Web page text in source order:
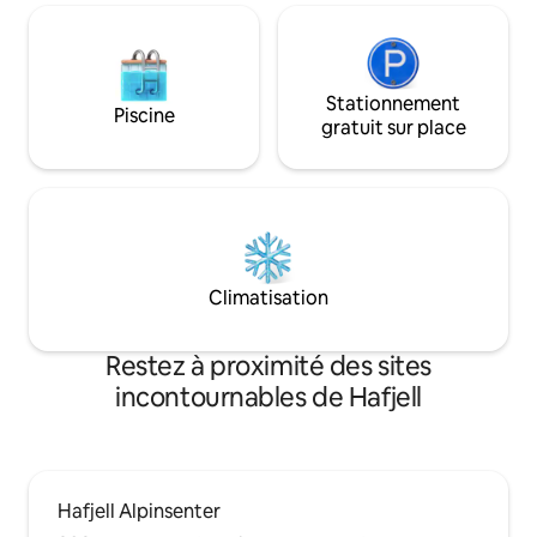
Piscine
Stationnement
gratuit sur place
Climatisation
Restez à proximité des sites
incontournables de Hafjell
Hafjell Alpinsenter